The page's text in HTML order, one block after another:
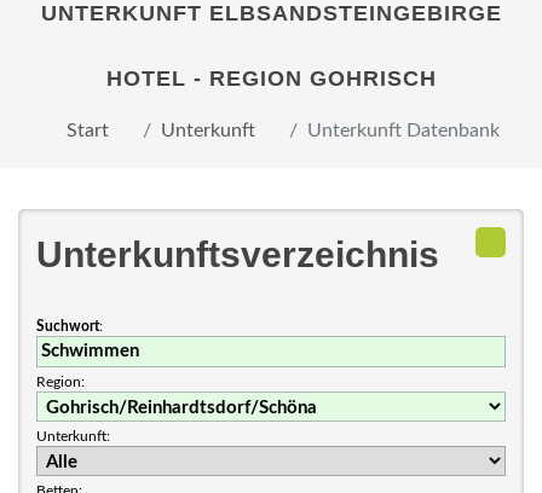
UNTERKUNFT ELBSANDSTEINGEBIRGE
HOTEL - REGION GOHRISCH
Start Unterkunft Unterkunft Datenbank
Unterkunftsverzeichnis
Suchwort:
Region:
Unterkunft: